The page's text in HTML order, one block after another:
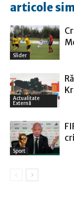
articole
Slider
Actualitate
Externă
Sport